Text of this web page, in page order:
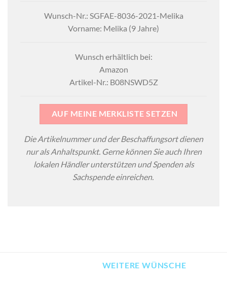
Wunsch-Nr.: SGFAE-8036-2021-Melika
Vorname: Melika (9 Jahre)
Wunsch erhältlich bei:
Amazon
Artikel-Nr.: B08NSWD5Z
AUF MEINE MERKLISTE SETZEN
Die Artikelnummer und der Beschaffungsort dienen
nur als Anhaltspunkt. Gerne können Sie auch Ihren
lokalen Händler unterstützen und Spenden als
Sachspende einreichen.
WEITERE WÜNSCHE